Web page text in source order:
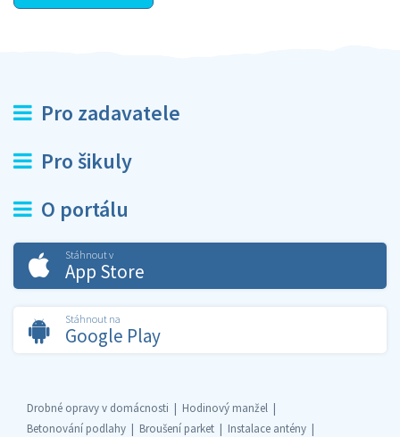
Pro zadavatele
Pro šikuly
O portálu
Stáhnout v
App Store
Stáhnout na
Google Play
Drobné opravy v domácnosti
Hodinový manžel
Betonování podlahy
Broušení parket
Instalace antény